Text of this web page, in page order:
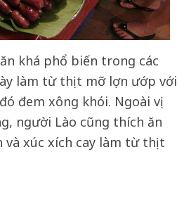
khá phổ biến trong các
làm từ thịt mỡ lợn ướp với
đem xông khói. Ngoài vị
người Lào cũng thích ăn
và xúc xích cay làm từ thịt